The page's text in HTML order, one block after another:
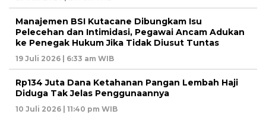
Manajemen BSI Kutacane Dibungkam Isu
Pelecehan dan Intimidasi, Pegawai Ancam Adukan
ke Penegak Hukum Jika Tidak Diusut Tuntas
19 Juli 2026 | 6:33 am WIB
Rp134 Juta Dana Ketahanan Pangan Lembah Haji
Diduga Tak Jelas Penggunaannya
10 Juli 2026 | 11:40 pm WIB